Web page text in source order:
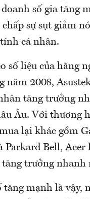
số gia tăng
sự sụt giảm
cá nhân.
số liệu của hãng
năm 2008,
tăng trưởng
Âu. Với thương
lại khác gồm
Parkard Bell, Acer
trưởng nhanh
tăng mạnh là vậy,